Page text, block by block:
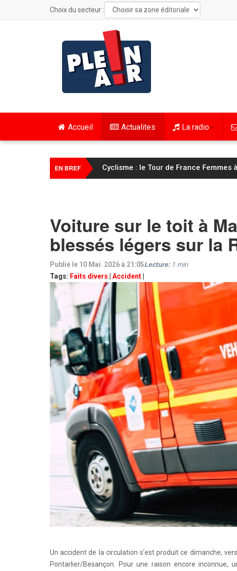
Choix du secteur :
Accueil Actualites La radio
EN BREF Cyclisme : le Tour de France Femmes
Voiture sur le toit à
blessés légers sur la
Publié le 10 Mai. 2026 à 21:05
Tags: Faits divers Accident
Lecture: 1 min
Un accident de la circulation s’est produit ce dimanche,
Pontarlier/Besançon. Pour une raison encore